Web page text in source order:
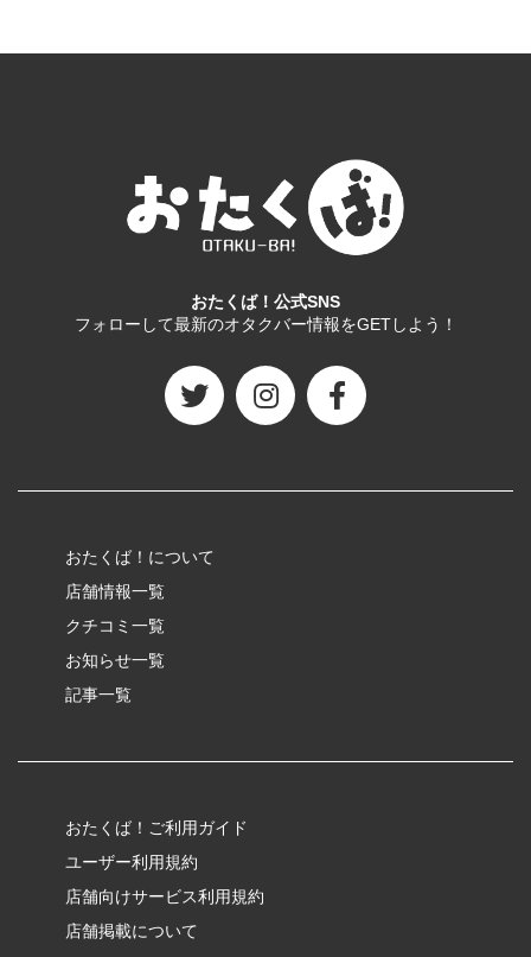
おたくば！公式SNS
フォローして最新のオタクバー情報をGETしよう！
おたくば！について
店舗情報一覧
クチコミ一覧
お知らせ一覧
記事一覧
おたくば！ご利用ガイド
ユーザー利用規約
店舗向けサービス利用規約
店舗掲載について